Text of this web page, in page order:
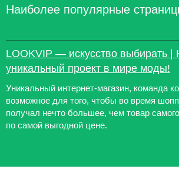
Наиболее популярные
LOOKVIP — искусство выбирать |
уникальный проект в мире моды!
Уникальный интернет-магазин, команда
возможное для того, чтобы во время
получал нечто большее, чем товар
по самой выгодной цене.